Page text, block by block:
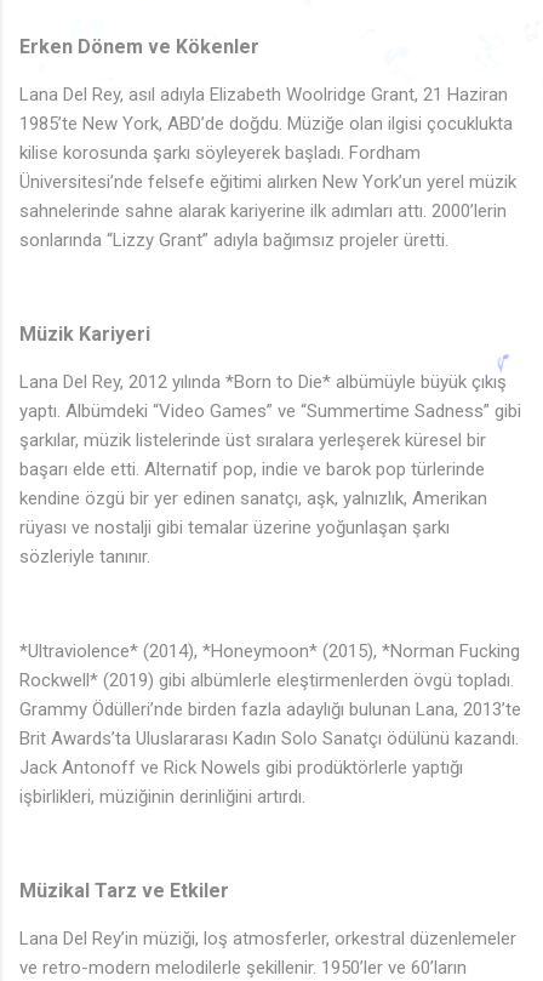
Erken Dönem ve Kökenler
Lana Del Rey, asıl adıyla Elizabeth Woolridge Grant, 21 Haziran
1985’te New York, ABD’de doğdu. Müziğe olan ilgisi çocuklukta
kilise korosunda şarkı söyleyerek başladı. Fordham
Üniversitesi’nde felsefe eğitimi alırken New York’un yerel müzik
sahnelerinde sahne alarak kariyerine ilk adımları attı. 2000’lerin
sonlarında “Lizzy Grant” adıyla bağımsız projeler üretti.
Müzik Kariyeri
Lana Del Rey, 2012 yılında *Born to Die* albümüyle büyük çıkış
yaptı. Albümdeki “Video Games” ve “Summertime Sadness” gibi
şarkılar, müzik listelerinde üst sıralara yerleşerek küresel bir
başarı elde etti. Alternatif pop, indie ve barok pop türlerinde
kendine özgü bir yer edinen sanatçı, aşk, yalnızlık, Amerikan
rüyası ve nostalji gibi temalar üzerine yoğunlaşan şarkı
sözleriyle tanınır.
*Ultraviolence* (2014), *Honeymoon* (2015), *Norman Fucking
Rockwell* (2019) gibi albümlerle eleştirmenlerden övgü topladı.
Grammy Ödülleri’nde birden fazla adaylığı bulunan Lana, 2013’te
Brit Awards’ta Uluslararası Kadın Solo Sanatçı ödülünü kazandı.
Jack Antonoff ve Rick Nowels gibi prodüktörlerle yaptığı
işbirlikleri, müziğinin derinliğini artırdı.
Müzikal Tarz ve Etkiler
Lana Del Rey’in müziği, loş atmosferler, orkestral düzenlemeler
ve retro-modern melodilerle şekillenir. 1950’ler ve 60’ların
♬ ♫
🎵
♩
♫
🎵
♩ ♩
♩
🎵
♩
♬
♪
♫
♫
♫
♪ 🎶
♩ 🎶
🎵 ♪
🎵
♩
♫
♩
♩
♩